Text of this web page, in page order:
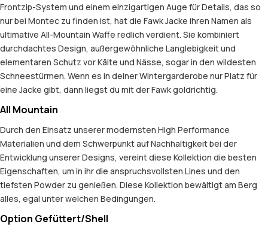
Frontzip-System und einem einzigartigen Auge für Details, das so
nur bei Montec zu finden ist, hat die Fawk Jacke ihren Namen als
ultimative All-Mountain Waffe redlich verdient. Sie kombiniert
durchdachtes Design, außergewöhnliche Langlebigkeit und
elementaren Schutz vor Kälte und Nässe, sogar in den wildesten
Schneestürmen. Wenn es in deiner Wintergarderobe nur Platz für
eine Jacke gibt, dann liegst du mit der Fawk goldrichtig.
All Mountain
Durch den Einsatz unserer modernsten High Performance
Materialien und dem Schwerpunkt auf Nachhaltigkeit bei der
Entwicklung unserer Designs, vereint diese Kollektion die besten
Eigenschaften, um in ihr die anspruchsvollsten Lines und den
tiefsten Powder zu genießen. Diese Kollektion bewältigt am Berg
alles, egal unter welchen Bedingungen.
Option Gefüttert/Shell